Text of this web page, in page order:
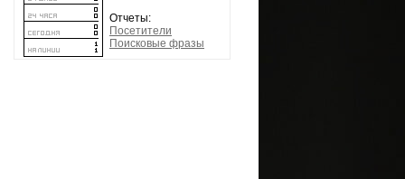
Отчеты:
Посетители
Поисковые фразы